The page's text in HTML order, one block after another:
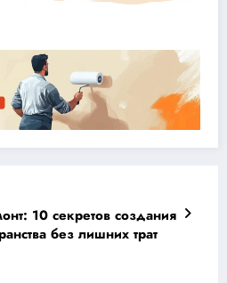
10 секретов создания
без лишних трат